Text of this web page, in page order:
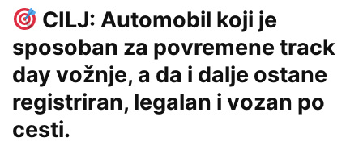
CILJ: Automobil koji je
sposoban za povremene track
dayvožnje, a da i dalje ostane
registriran, legalan i vozan po
cesti.